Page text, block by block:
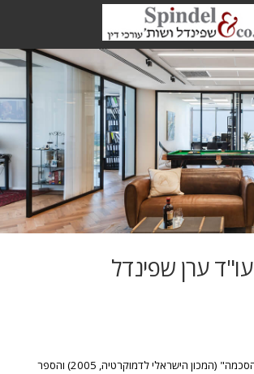
עו"ד ערן שפינדל
מחבר הספר "חוקה בהסכמה" (המכון הישראלי לדמוקרטיה, 2005) והספר